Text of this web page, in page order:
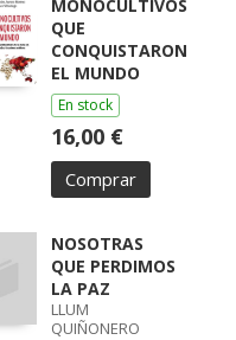
MONOCULTIVOS
QUE
CONQUISTARON
EL MUNDO
En stock
16,00 €
Comprar
NOSOTRAS
QUE PERDIMOS
LA PAZ
LLUM
QUIÑONERO